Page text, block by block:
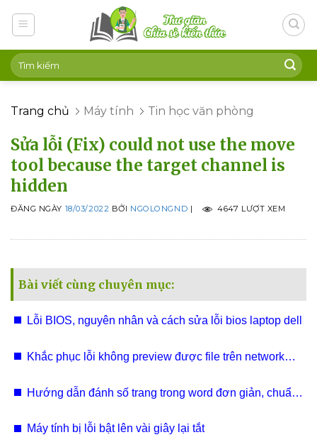
Trang chủ Máy tính Tin học văn phòng
Sửa lỗi (Fix) could not use the move
tool because the target channel is
hidden
ĐĂNG NGÀY 18/03/2022 BỞI NGOLONGND | 4647 LƯỢT XEM
Bài viết cùng chuyên mục:
Lỗi BIOS, nguyên nhân và cách sửa lỗi bios laptop dell
Khắc phục lỗi không preview được file trên network
Hướng dẫn đánh số trang trong word đơn giản, chuẩn
Máy tính bị lỗi bật lên vài giây lại tắt